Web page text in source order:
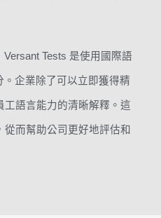
Tests 是使用國際語
企業除了可以立即獲得精
語言能力的清晰解釋。這
而幫助公司更好地評估和